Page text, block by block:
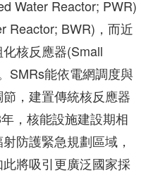
Water Reactor; PWR)
Reactor; BWR)，而近
核反應器(Small
SMRs能依電網調度與
，建置傳統核反應器
，核能設施建設期相
防護緊急規劃區域，
將吸引更廣泛國家採